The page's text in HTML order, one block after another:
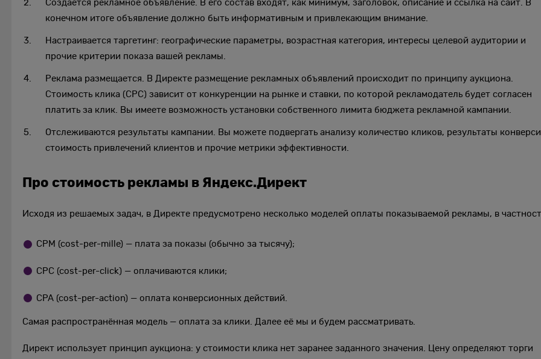
Создается рекламное объявление. В его состав входят, как минимум, заголовок, описание и ссылка на сайт. В
конечном итоге объявление должно быть информативным и привлекающим внимание.
Настраивается таргетинг: географические параметры, возрастная категория, интересы целевой аудитории и
прочие критерии показа вашей рекламы.
Реклама размещается. В Директе размещение рекламных объявлений происходит по принципу аукциона.
Стоимость клика (CPC) зависит от конкуренции на рынке и ставки, по которой рекламодатель будет согласен
платить за клик. Вы имеете возможность установки собственного лимита бюджета рекламной кампании.
Отслеживаются результаты кампании. Вы можете подвергать анализу количество кликов, результаты
стоимость привлечений клиентов и прочие метрики эффективности.
Про стоимость рекламы в Яндекс.Директ
Исходя из решаемых задач, в Директе предусмотрено несколько моделей оплаты показываемой рекламы, в
CPM (cost-per-mille) — плата за показы (обычно за тысячу);
CPC (cost-per-click) — оплачиваются клики;
CPA (cost-per-action) — оплата конверсионных действий.
Самая распространённая модель — оплата за клики. Далее её мы и будем рассматривать.
Директ использует принцип аукциона: у стоимости клика нет заранее заданного значения. Цену определяют торги